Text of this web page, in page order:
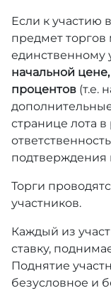
Если к участию
предмет
единственному
начальной
процентов (т.е.
странице лота
подтверждения
Торги
участников.
Каждый из
ставку,
Поднятие
безусловное и